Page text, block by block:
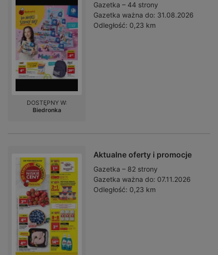
Gazetka – 44 strony
Gazetka ważna do: 31.08.2026
Odległość: 0,23 km
DOSTĘPNY W:
Biedronka
Aktualne oferty i promocje
Gazetka – 82 strony
Gazetka ważna do: 07.11.2026
Odległość: 0,23 km